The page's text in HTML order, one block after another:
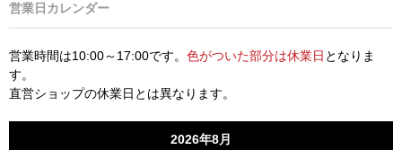
営業日カレンダー
営業時間は10:00～17:00です。 色がついた部分は休業日 となりま
す。
直営ショップの休業日とは異なります。
2026年8月